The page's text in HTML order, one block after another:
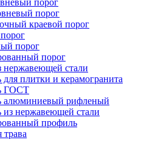
порог
порог
краевой порог
порог
порог
нержавеющей стали
плитки и керамогранита
ГОСТ
алюминиевый рифленый
нержавеющей стали
профиль
трава